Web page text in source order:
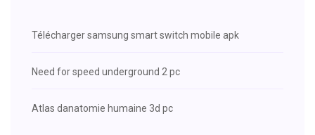
Télécharger samsung smart switch mobile apk
Need for speed underground 2 pc
Atlas danatomie humaine 3d pc